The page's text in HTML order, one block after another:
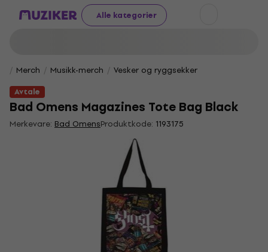
Alle kategorier
Merch Musikk-merch
Vesker og ryggsekker
Avtale
Bad Omens Magazines Tote Bag Black
Merkevare: Bad OmensProduktkode: 1193175